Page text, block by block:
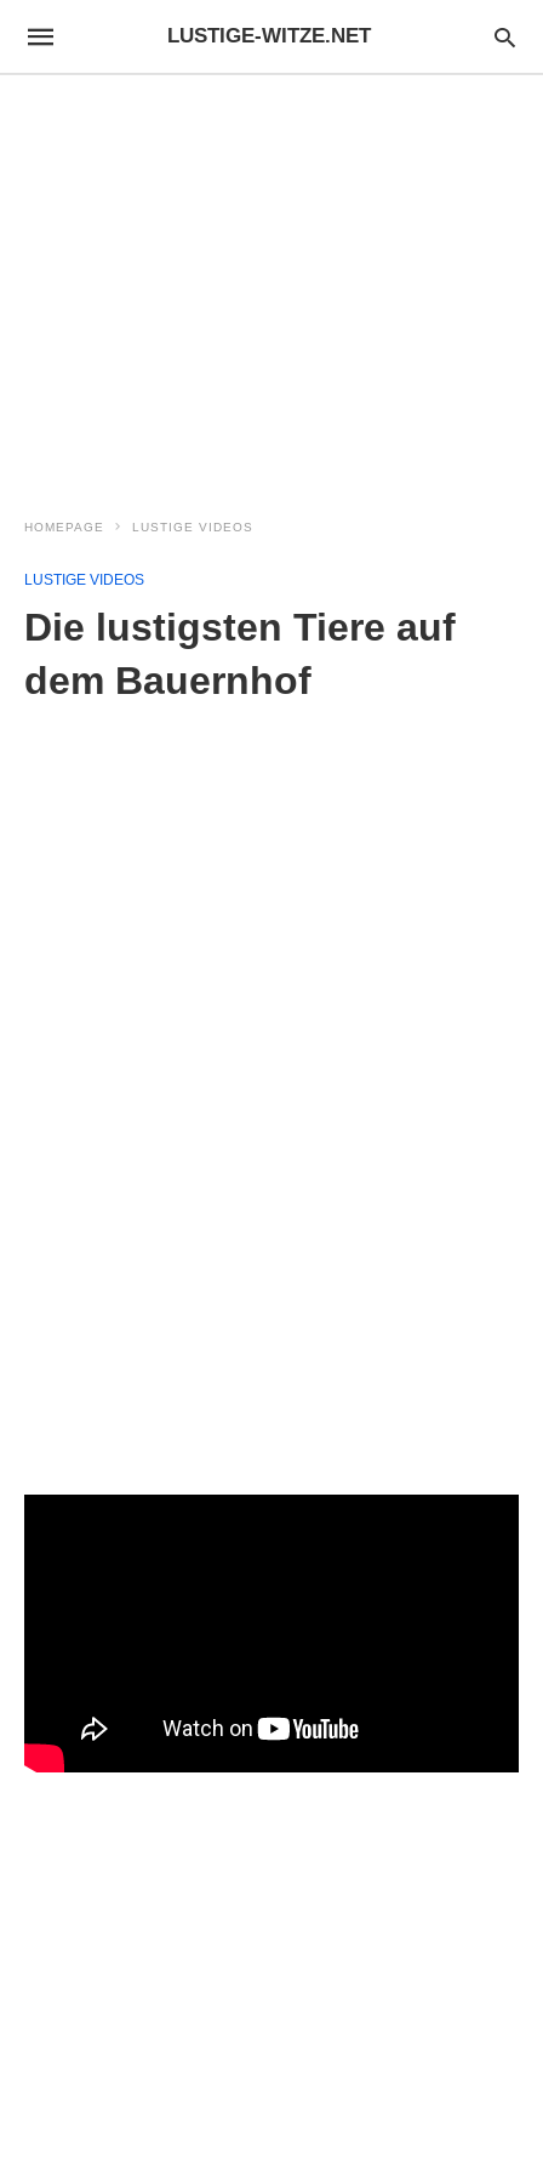
LUSTIGE-WITZE.NET
HOMEPAGE LUSTIGE VIDEOS
LUSTIGE VIDEOS
Die lustigsten Tiere auf
dem Bauernhof